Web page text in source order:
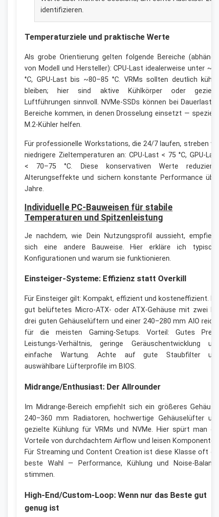
identifizieren.
Temperaturziele und praktische Werte
Als grobe Orientierung gelten folgende Bereiche
von Modell und Hersteller): CPU-Last idealerweise unter
°C, GPU-Last bis ~80–85 °C. VRMs sollten deutlich
bleiben; hier sind aktive Kühlkörper oder
Luftführungen sinnvoll. NVMe-SSDs können bei Dauerlast
Bereiche kommen, in denen Drosselung einsetzt —
M.2-Kühler helfen.
Für professionelle Workstations, die 24/7 laufen, streben
niedrigere Zieltemperaturen an: CPU-Last < 75 °C, GPU-
< 70–75 °C. Diese konservativen Werte
Alterungseffekte und sichern konstante Performance
Jahre.
Individuelle PC-Bauweisen für stabile
Temperaturen und Spitzenleistung
Je nachdem, wie Dein Nutzungsprofil aussieht,
sich eine andere Bauweise. Hier erkläre ich
Konfigurationen und warum sie funktionieren.
Einsteiger-Systeme: Effizienz statt Overkill
Für Einsteiger gilt: Kompakt, effizient und kosteneffizient.
gut belüftetes Micro-ATX- oder ATX-Gehäuse mit zwei
drei guten Gehäuselüftern und einer 240–280 mm AIO
für die meisten Gaming-Setups. Vorteil: Gutes
Leistungs-Verhältnis, geringe Geräuschentwicklung
einfache Wartung. Achte auf gute Staubfilter
auswählbare Lüfterprofile im BIOS.
Midrange/Enthusiast: Der Allrounder
Im Midrange-Bereich empfiehlt sich ein größeres
240–360 mm Radiatoren, hochwertige Gehäuselüfter
gezielte Kühlung für VRMs und NVMe. Hier spürt man
Vorteile von durchdachtem Airflow und leisen
Für Streaming und Content Creation ist diese Klasse oft
beste Wahl — Performance, Kühlung und Noise-
stimmen.
High-End/Custom-Loop: Wenn nur das Beste gut
genug ist